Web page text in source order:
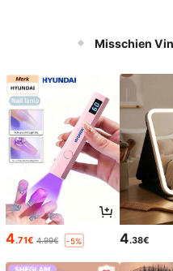
Misschien
4.71€ 4.99€ -5% 4.38€